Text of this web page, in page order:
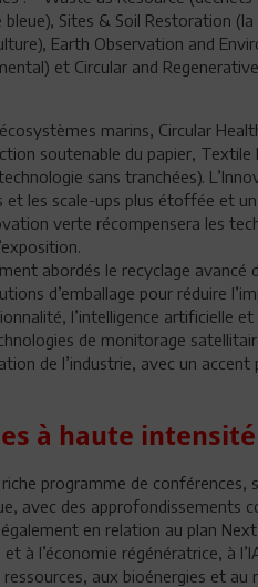
Sites & Soil Restoration
Earth Observation and
et Circular and
marins, Circular
soutenable du papier,
sans tranchées).
les scale-ups plus étoffée et
verte récompensera les
abordés le recyclage avancé
d’emballage pour réduire
l’intelligence artificielle
de monitorage
de l’industrie, avec un
à haute
programme de conférences,
avec des approfondissements
en relation au plan Next
à l’économie régénératrice, à
aux bioénergies et